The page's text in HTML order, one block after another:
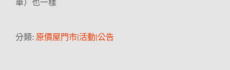
單）也一樣
分類: 原價屋門市|活動|公告